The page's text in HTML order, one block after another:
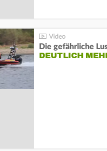
Die gefährliche
DEUTLICH